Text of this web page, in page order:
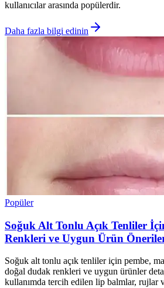
kullanıcılar arasında popülerdir.
Daha fazla bilgi edinin
Popüler
Soğuk Alt Tonlu Açık Tenliler
Renkleri ve Uygun Ürün
Soğuk alt tonlu açık tenliler için pembe,
doğal dudak renkleri ve uygun ürünler
kullanımda tercih edilen lip balmlar, rujlar